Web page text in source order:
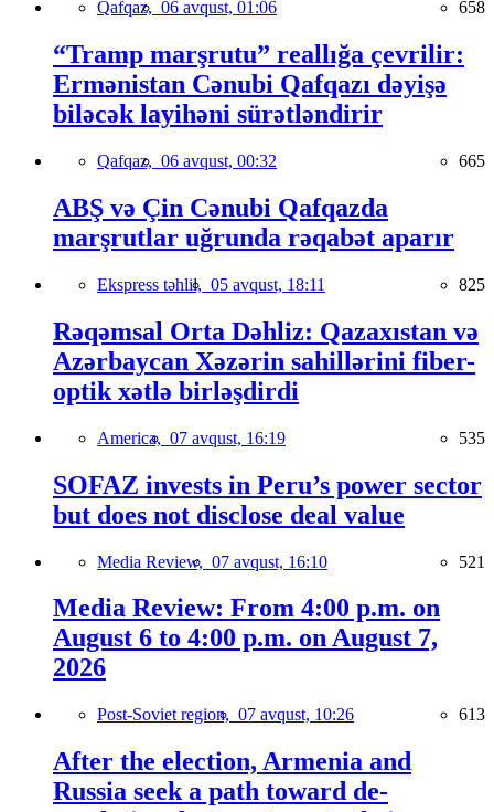
Qafqaz, 06 avqust, 01:06 658
“Tramp marşrutu” reallığa çevrilir:
Ermənistan Cənubi Qafqazı dəyişə
biləcək layihəni sürətləndirir
Qafqaz, 06 avqust, 00:32 665
ABŞ və Çin Cənubi Qafqazda
marşrutlar uğrunda rəqabət aparır
Ekspress təhlil, 05 avqust, 18:11 825
Rəqəmsal Orta Dəhliz: Qazaxıstan və
Azərbaycan Xəzərin sahillərini fiber-
optik xətlə birləşdirdi
America, 07 avqust, 16:19 535
SOFAZ invests in Peru’s power sector
but does not disclose deal value
Media Review, 07 avqust, 16:10 521
Media Review: From 4:00 p.m. on
August 6 to 4:00 p.m. on August 7,
2026
Post-Soviet region, 07 avqust, 10:26 613
After the election, Armenia and
Russia seek a path toward de-